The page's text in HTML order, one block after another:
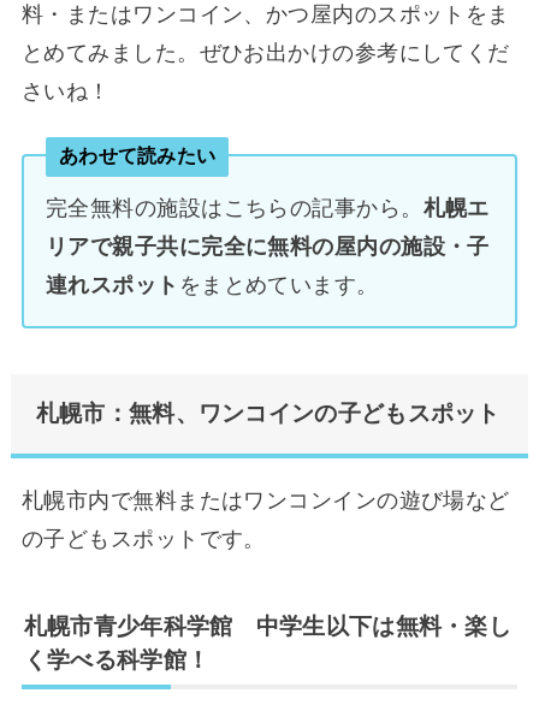
料・またはワンコイン、かつ屋内のスポットをま
とめてみました。ぜひお出かけの参考にしてくだ
さいね！
あわせて読みたい
完全無料の施設はこちらの記事から。 札幌エ
リアで親子共に完全に無料の屋内の施設・子
連れスポット をまとめています。
札幌市：無料、ワンコインの子どもスポット
札幌市内で無料またはワンコンインの遊び場など
の子どもスポットです。
札幌市青少年科学館 中学生以下は無料・楽し
く学べる科学館！